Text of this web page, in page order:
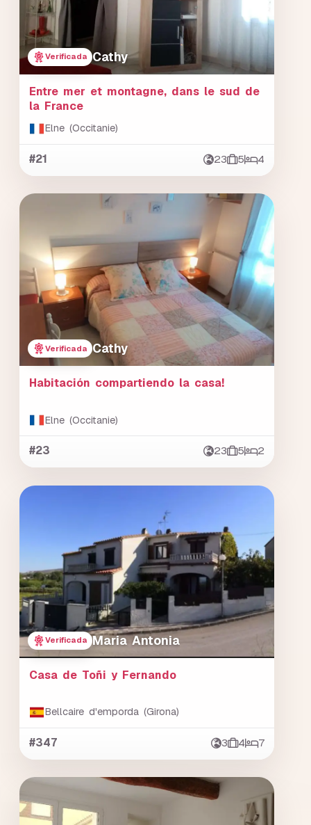
Verificada Cathy
Entre mer et montagne, dans le sud de
la France
Elne (Occitanie)
#21 23 5 4
Verificada Cathy
Habitación compartiendo la casa!
Elne (Occitanie)
#23 23 5 2
Verificada Maria Antonia
Casa de Toñi y Fernando
Bellcaire d'emporda (Girona)
#347 3 4 7